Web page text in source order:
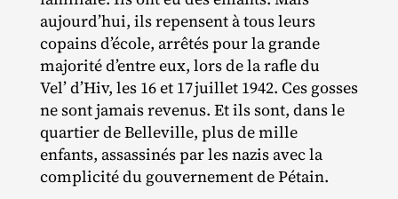
aujourd’hui, ils repensent à tous leurs
copains d’école, arrêtés pour la grande
majorité d’entre eux, lors de la rafle du
Vel’ d’Hiv, les 16 et 17 juillet 1942. Ces gosses
ne sont jamais revenus. Et ils sont, dans le
quartier de Belleville, plus de mille
enfants, assassinés par les nazis avec la
complicité du gouvernement de Pétain.